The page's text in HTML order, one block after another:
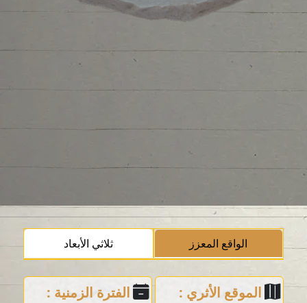
الواقع المعزز ثلاثي الأبعاد
الموقع الأثري : الفترة الزمنية :